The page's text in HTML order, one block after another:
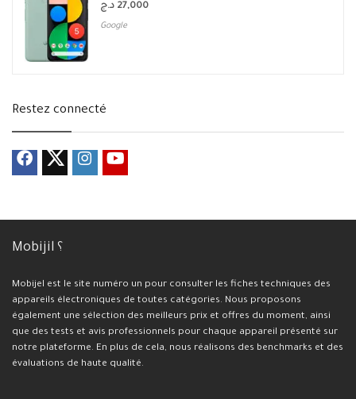
27,000 د.ج
Google
Restez connecté
Mobijil ؟
Mobijel est le site numéro un pour consulter les fiches techniques des
appareils électroniques de toutes catégories. Nous proposons
également une sélection des meilleurs prix et offres du moment, ainsi
que des tests et avis professionnels pour chaque appareil présenté sur
notre plateforme. En plus de cela, nous réalisons des benchmarks et des
évaluations de haute qualité.